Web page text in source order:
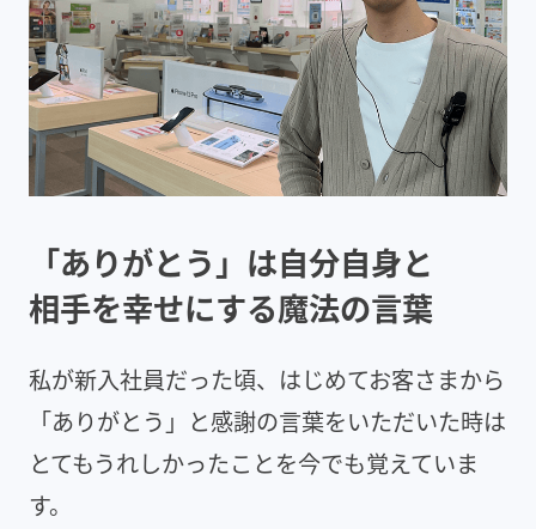
「ありがとう」は自分自身と
相手を幸せにする魔法の言葉
私が新入社員だった頃、はじめてお客さまから
「ありがとう」と感謝の言葉をいただいた時は
とてもうれしかったことを今でも覚えていま
す。